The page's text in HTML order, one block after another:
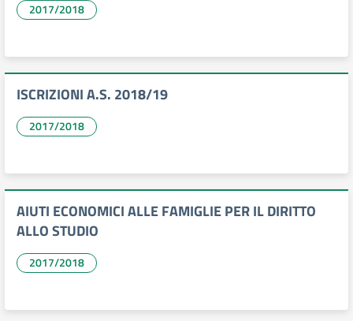
2017/2018
ISCRIZIONI A.S. 2018/19
2017/2018
AIUTI ECONOMICI ALLE FAMIGLIE PER IL DIRITTO
ALLO STUDIO
2017/2018